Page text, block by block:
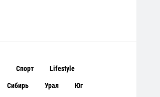
Спорт Lifestyle
Сибирь Урал Юг